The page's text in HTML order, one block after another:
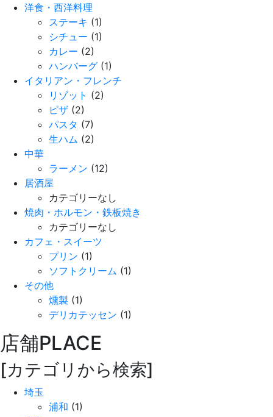
洋食・西洋料理
ステーキ (1)
シチュー (1)
カレー (2)
ハンバーグ (1)
イタリアン・フレンチ
リゾット (2)
ピザ (2)
パスタ (7)
生ハム (2)
中華
ラーメン (12)
居酒屋
カテゴリーなし
焼肉・ホルモン・鉄板焼き
カテゴリーなし
カフェ・スイーツ
プリン (1)
ソフトクリーム (1)
その他
燻製 (1)
デリカテッセン (1)
店舗PLACE
[カテゴリから検索]
埼玉
浦和 (1)